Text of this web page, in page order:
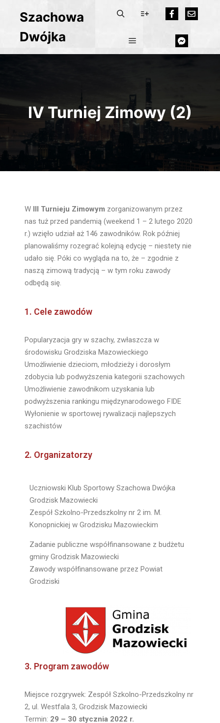
Szachowa
Dwójka
IV Turniej Zimowy (2)
W III Turnieju Zimowym zorganizowanym przez
nas tuż przed pandemią (weekend 1 – 2 lutego 2020
r.) wzięło udział aż 146 zawodników. Rok później
planowaliśmy rozegrać kolejną edycję – niestety nie
udało się. Póki co wygląda na to, że – zgodnie z
naszą zimową tradycją – w tym roku zawody
odbędą się.
1. Cele zawodów
Popularyzacja gry w szachy, zwłaszcza w
środowisku Grodziska Mazowieckiego
Umożliwienie dzieciom, młodzieży i dorosłym
zdobycia lub podwyższenia kategorii szachowych
Umożliwienie zawodnikom uzyskania lub
podwyższenia rankingu międzynarodowego FIDE
Wyłonienie w sportowej rywalizacji najlepszych
szachistów
2. Organizatorzy
Uczniowski Klub Sportowy Szachowa Dwójka
Grodzisk Mazowiecki
Zespół Szkolno-Przedszkolny nr 2 im. M.
Konopnickiej w Grodzisku Mazowieckim
Zadanie publiczne współfinansowane z budżetu
gminy Grodzisk Mazowiecki
Zawody współfinansowane przez Powiat
Grodziski
3. Program zawodów
Miejsce rozgrywek: Zespół Szkolno-Przedszkolny nr
2, ul. Westfala 3, Grodzisk Mazowiecki
Termin: 29 – 30 stycznia 2022 r.